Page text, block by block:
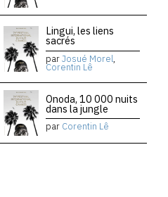
Lingui, les liens
sacrés
parJosué Morel,
Corentin Lê
Onoda, 10 000 nuits
dans la jungle
par Corentin Lê